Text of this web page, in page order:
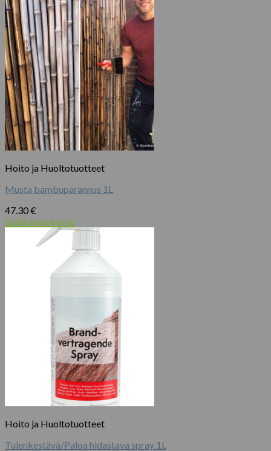
Hoito ja Huoltotuotteet
Musta bambuparannus 1L
47.30€
Lisää ostoskoriin
Hoito ja Huoltotuotteet
Tulenkestävä/Paloa hidastava spray 1L